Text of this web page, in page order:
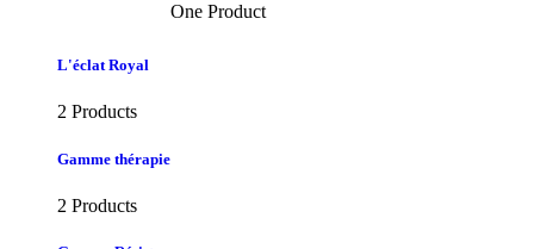
One Product
L'éclat Royal
2 Products
Gamme thérapie
2 Products